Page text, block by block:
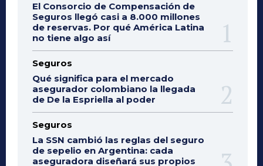
El Consorcio de Compensación de
Seguros llegó casi a 8.000 millones
de reservas. Por qué América Latina
no tiene algo así
Seguros
Qué significa para el mercado
asegurador colombiano la llegada
de De la Espriella al poder
Seguros
La SSN cambió las reglas del seguro
de sepelio en Argentina: cada
aseguradora diseñará sus propios